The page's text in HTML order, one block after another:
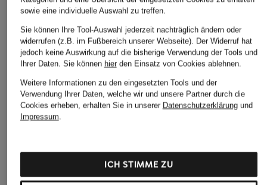
39,99 €
Bestpreis:33,99 €
Ursprünglich:55 €
Ursprünglich:79,95 €
Weitere Kategorien
Abendkleider
Kleider
sowie eine individuelle Auswahl zu treffen.
Sie können Ihre Tool-Auswahl jederzeit nachträglich ändern oder
widerrufen (z.B. im Fußbereich unserer Webseite). Der Widerruf hat
jedoch keine Auswirkung auf die bisherige Verwendung der Tools und
Ihrer Daten. Sie können hierden Einsatz von Cookies ablehnen.
Weitere Informationen zu den eingesetzten Tools und der
Verwendung Ihrer Daten, welche wir und unsere Partner durch die
Cookies erheben, erhalten Sie in unserer Datenschutzerklärungund
Impressum.
ICH STIMME ZU